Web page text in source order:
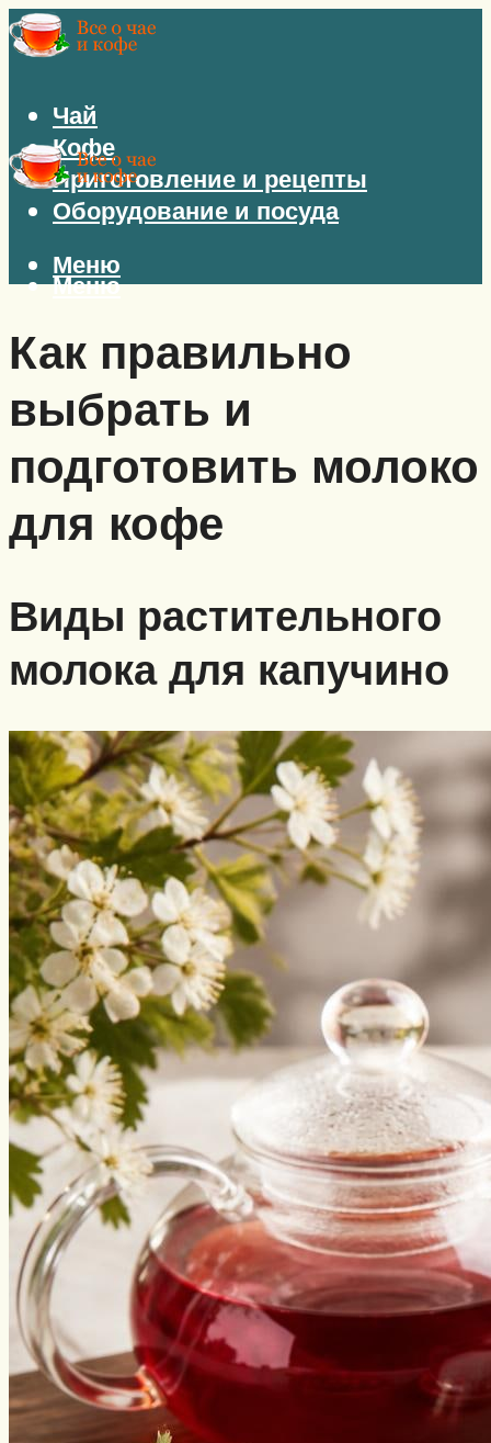
Чай
Кофе
Приготовление и рецепты
Оборудование и посуда
Меню
Меню
Как правильно
выбрать и
подготовить молоко
для кофе
Виды растительного
молока для капучино